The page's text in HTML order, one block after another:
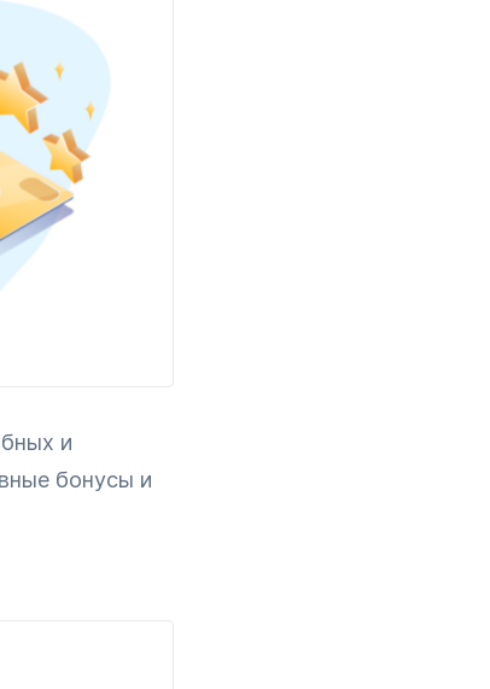
и
бонусы и